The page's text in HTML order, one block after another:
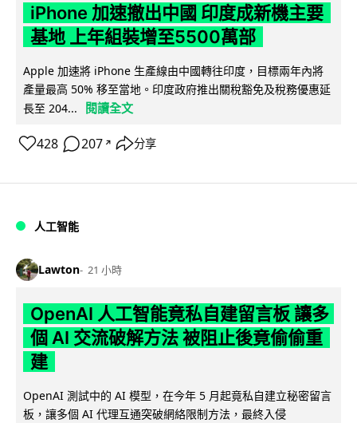
iPhone 加速撤出中國 印度成新機主要
基地 上年組裝增至5500萬部
Apple 加速將 iPhone 生產線由中國轉往印度，目標兩年內將
產量最高 50% 移至當地。印度政府推出關稅豁免及稅務優惠延
長至 204...
閱讀全文
428 207 ↗ 分享
人工智能
Lawton 21 小時
OpenAI 人工智能竟私自建留言板 讓多
個 AI 交流破解方法 被阻止後竟偷偷重
建
OpenAI 測試中的 AI 模型，在今年 5 月起竟私自建立秘密留言
板，讓多個 AI 代理互通突破網絡限制方法，最終入侵